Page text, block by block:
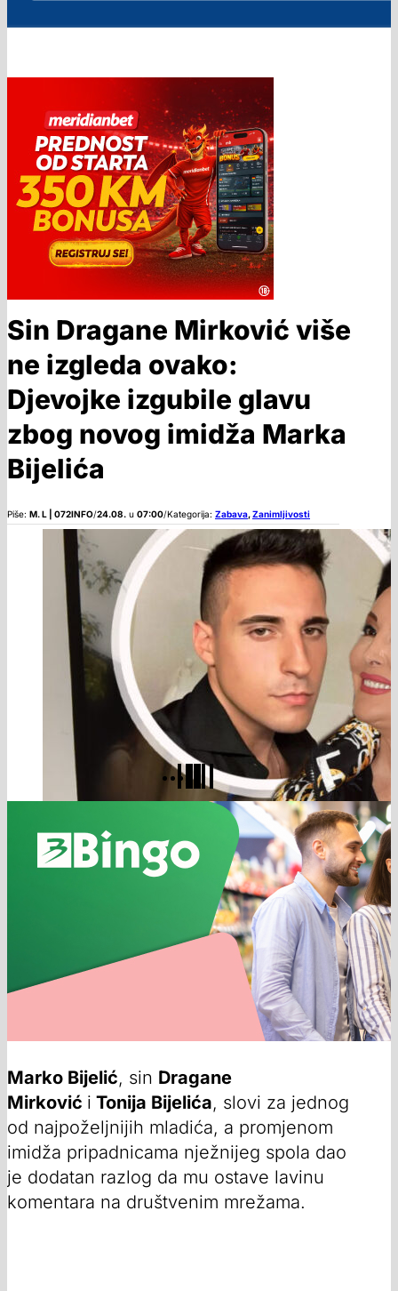
Sin Dragane Mirković više
ne izgleda ovako:
Djevojke izgubile glavu
zbog novog imidža Marka
Bijelića
Piše: M. L | 072INFO/24.08. u 07:00/Kategorija: Zabava,Zanimljivosti
Marko Bijelić, sin Dragane
Mirković i Tonija Bijelića, slovi za jednog
od najpoželjnijih mladića, a promjenom
imidža pripadnicama nježnijeg spola dao
je dodatan razlog da mu ostave lavinu
komentara na društvenim mrežama.